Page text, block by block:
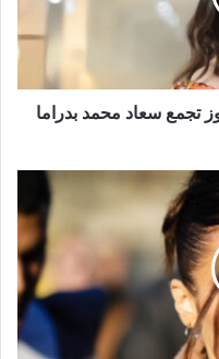
تجمع سعاد محمد بدراما